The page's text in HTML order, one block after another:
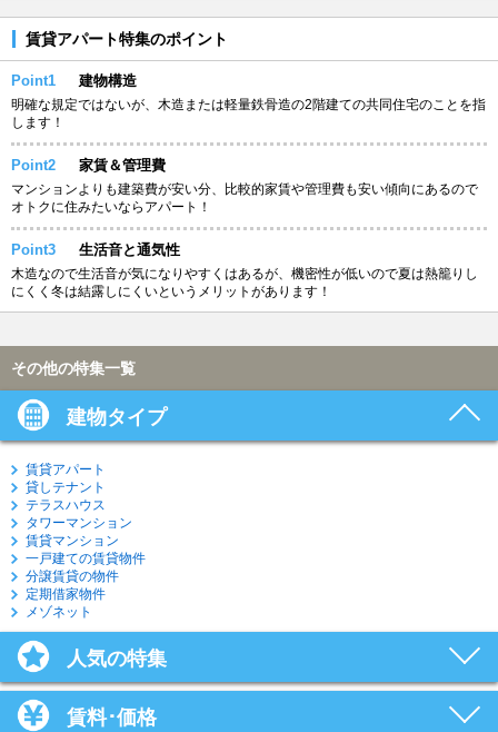
賃貸アパート特集のポイント
Point1 建物構造
明確な規定ではないが、木造または軽量鉄骨造の2階建ての共同住宅のことを指
します！
Point2 家賃＆管理費
マンションよりも建築費が安い分、比較的家賃や管理費も安い傾向にあるので
オトクに住みたいならアパート！
Point3 生活音と通気性
木造なので生活音が気になりやすくはあるが、機密性が低いので夏は熱籠りし
にくく冬は結露しにくいというメリットがあります！
その他の特集一覧
建物タイプ
賃貸アパート
貸しテナント
テラスハウス
タワーマンション
賃貸マンション
一戸建ての賃貸物件
分譲賃貸の物件
定期借家物件
メゾネット
人気の特集
賃料･価格